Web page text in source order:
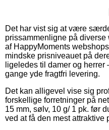
Det har vist sig at være
prissammenligne på
af HappyMoments
mindske prisniveauet på
ligeledes til damer og
gange yde fragtfri levering.
Det kan alligevel vise sig
forskellige forretninger på
15 mm, sølv, 10 g/ 1 pk. før
ved at få den mest attraktive